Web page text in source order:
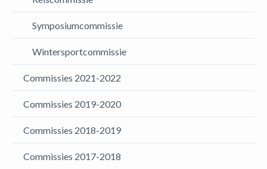
Symposiumcommissie
Wintersportcommissie
Commissies 2021-2022
Commissies 2019-2020
Commissies 2018-2019
Commissies 2017-2018